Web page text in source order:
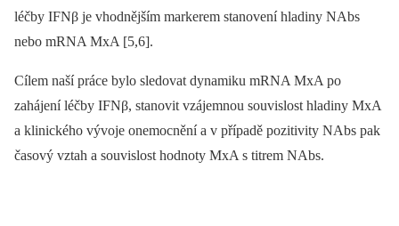
léčby IFNβ je vhodnějším markerem stanovení hladiny NAbs
nebo mRNA MxA [5,6].
Cílem naší práce bylo sledovat dynamiku mRNA MxA po
zahájení léčby IFNβ, stanovit vzájemnou souvislost hladiny MxA
a klinického vývoje onemocnění a v případě pozitivity NAbs pak
časový vztah a souvislost hodnoty MxA s titrem NAbs.